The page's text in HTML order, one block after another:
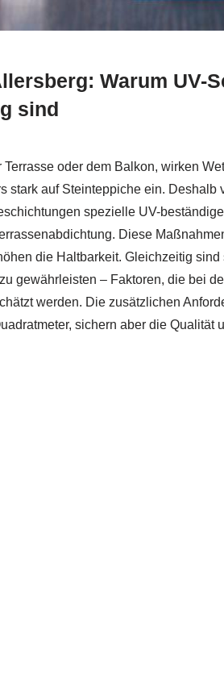
Warum UV-
sind
oder dem Balkon, wirken
stark auf Steinteppiche ein. Deshalb
spezielle UV-
Diese
die Haltbarkeit. Gleichzeitig sind
gewährleisten – Faktoren, die bei
werden. Die zusätzlichen
sichern aber die Qualität